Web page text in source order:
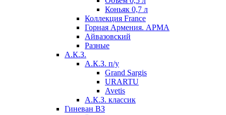
Коньяк 0,7 л
Коллекция France
Горная Армения. АРМА
Айвазовский
Разные
А.К.З.
А.К.З. п/у
Grand Sargis
URARTU
Avetis
А.К.З. классик
Гиневан ВЗ